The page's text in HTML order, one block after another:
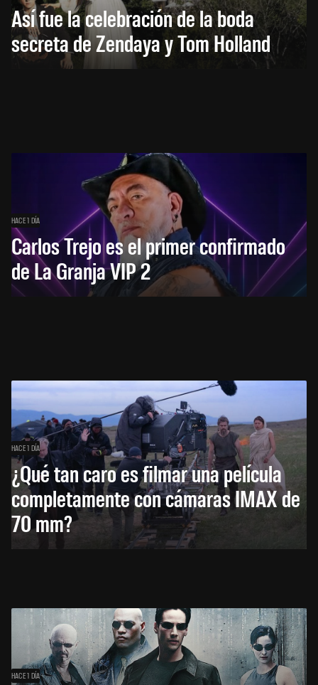
Así fue la celebración de la boda
secreta de Zendaya y Tom Holland
HACE 1 DÍA
Carlos Trejo es el primer confirmado
de La Granja VIP 2
HACE 1 DÍA
¿Qué tan caro es filmar una película
completamente con cámaras IMAX de
70 mm?
HACE 1 DÍA